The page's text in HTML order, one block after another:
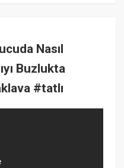
Nasıl
Buzlukta
#tatlı